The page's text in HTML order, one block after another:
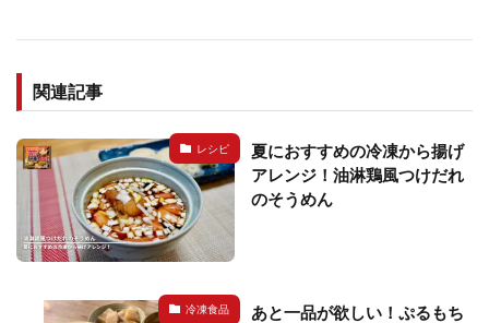
関連記事
レシピ
夏におすすめの冷凍から揚げ
アレンジ！油淋鶏風つけだれ
のそうめん
冷凍食品
あと一品が欲しい！ぷるもち